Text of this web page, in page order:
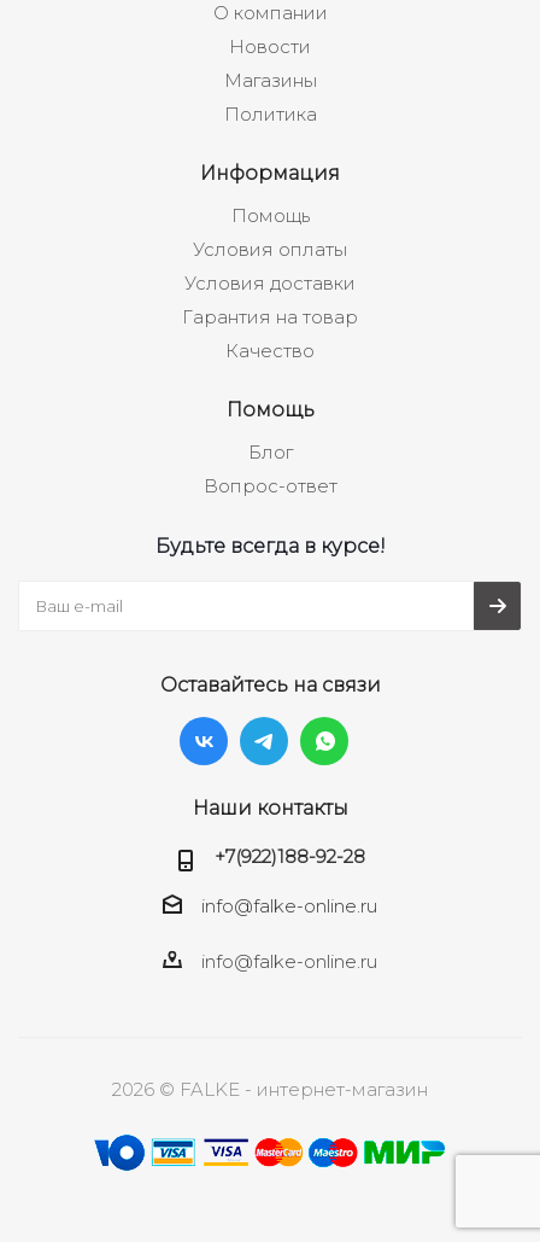
О компании
Новости
Магазины
Политика
Информация
Помощь
Условия оплаты
Условия доставки
Гарантия на товар
Качество
Помощь
Блог
Вопрос-ответ
Будьте всегда в курсе!
Оставайтесь на связи
Наши контакты
+7(922)188-92-28
info@falke-online.ru
info@falke-online.ru
2026 © FALKE - интернет-магазин